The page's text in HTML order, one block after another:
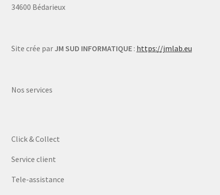
34600 Bédarieux
Site crée par JM SUD INFORMATIQUE: https://jmlab.eu
Nos services
Click & Collect
Service client
Tele-assistance